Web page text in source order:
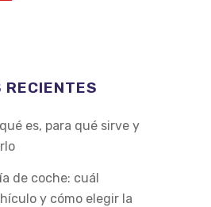
RECIENTES
es, para qué sirve y
de coche: cuál
y cómo elegir la